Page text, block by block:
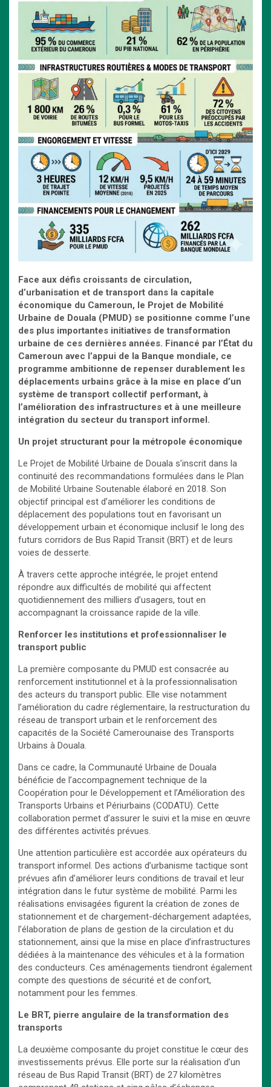
Face aux défis croissants de circulation,
d’urbanisation et de transport dans la capitale
économique du Cameroun, le Projet de Mobilité
Urbaine de Douala (PMUD) se positionne comme l’une
des plus importantes initiatives de transformation
urbaine de ces dernières années. Financé par l’État du
Cameroun avec l’appui de la Banque mondiale, ce
programme ambitionne de repenser durablement les
déplacements urbains grâce à la mise en place d’un
système de transport collectif performant, à
l’amélioration des infrastructures et à une meilleure
intégration du secteur du transport informel.
Un projet structurant pour la métropole économique
Le Projet de Mobilité Urbaine de Douala s’inscrit dans la
continuité des recommandations formulées dans le Plan
de Mobilité Urbaine Soutenable élaboré en 2018. Son
objectif principal est d’améliorer les conditions de
déplacement des populations tout en favorisant un
développement urbain et économique inclusif le long des
futurs corridors de Bus Rapid Transit (BRT) et de leurs
voies de desserte.
À travers cette approche intégrée, le projet entend
répondre aux difficultés de mobilité qui affectent
quotidiennement des milliers d’usagers, tout en
accompagnant la croissance rapide de la ville.
Renforcer les institutions et professionnaliser le
transport public
La première composante du PMUD est consacrée au
renforcement institutionnel et à la professionnalisation
des acteurs du transport public. Elle vise notamment
l’amélioration du cadre réglementaire, la restructuration du
réseau de transport urbain et le renforcement des
capacités de la Société Camerounaise des Transports
Urbains à Douala.
Dans ce cadre, la Communauté Urbaine de Douala
bénéficie de l’accompagnement technique de la
Coopération pour le Développement et l’Amélioration des
Transports Urbains et Périurbains (CODATU). Cette
collaboration permet d’assurer le suivi et la mise en œuvre
des différentes activités prévues.
Une attention particulière est accordée aux opérateurs du
transport informel. Des actions d’urbanisme tactique sont
prévues afin d’améliorer leurs conditions de travail et leur
intégration dans le futur système de mobilité. Parmi les
réalisations envisagées figurent la création de zones de
stationnement et de chargement-déchargement adaptées,
l’élaboration de plans de gestion de la circulation et du
stationnement, ainsi que la mise en place d’infrastructures
dédiées à la maintenance des véhicules et à la formation
des conducteurs. Ces aménagements tiendront également
compte des questions de sécurité et de confort,
notamment pour les femmes.
Le BRT, pierre angulaire de la transformation des
transports
La deuxième composante du projet constitue le cœur des
investissements prévus. Elle porte sur la réalisation d’un
réseau de Bus Rapid Transit (BRT) de 27 kilomètres